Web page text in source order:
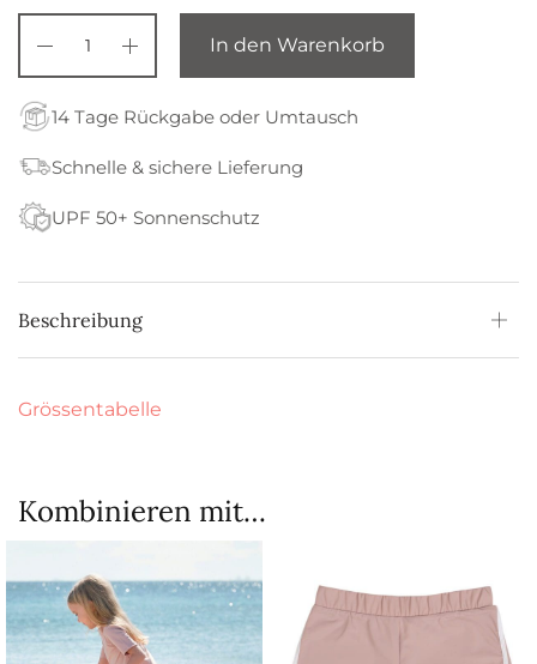
In den Warenkorb
14 Tage Rückgabe oder Umtausch
Schnelle & sichere Lieferung
UPF 50+ Sonnenschutz
Beschreibung
Grössentabelle
Kombinieren mit…